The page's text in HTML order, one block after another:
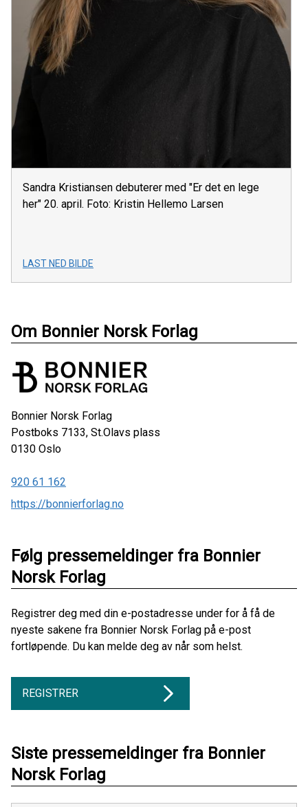
Sandra Kristiansen debuterer med "Er det en lege
her" 20. april. Foto: Kristin Hellemo Larsen
LAST NED BILDE
Om Bonnier Norsk Forlag
Bonnier Norsk Forlag
Postboks 7133, St.Olavs plass
0130 Oslo
920 61 162
https://bonnierforlag.no
Følg pressemeldinger fra Bonnier
Norsk Forlag
Registrer deg med din e-postadresse under for å få de
nyeste sakene fra Bonnier Norsk Forlag på e-post
fortløpende. Du kan melde deg av når som helst.
REGISTRER
Siste pressemeldinger fra Bonnier
Norsk Forlag